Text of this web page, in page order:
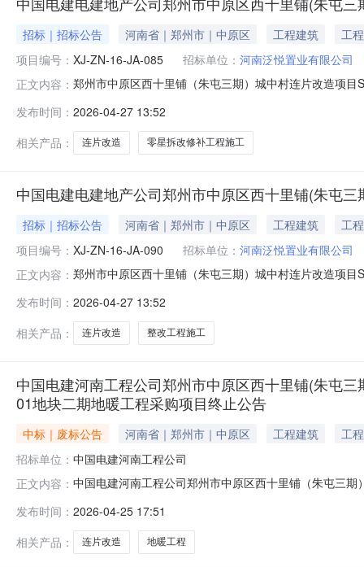
招标｜招标公告 河南省｜郑州市｜中原区 工程建筑
工程
项目编号： XJ-ZN-16-JA-085 招标单位： 河南泛悦置业有限公司
正文内容： 郑州市中原区西十里铺（朱屯三期）城中村连片改造项
购人：河南泛悦置业有限公司1.3采购项目概况：郑州市
发布时间： 2026-04-27 13:52
相关产品：
连片改造 零星拆改修补工程施工
中国电建电建地产公司郑州市中原区西十里铺(朱屯
招标｜招标公告 河南省｜郑州市｜中原区 工程建筑
工程
项目编号： XJ-ZN-16-JA-090 招标单位： 河南泛悦置业有限公司
正文内容： 郑州市中原区西十里铺（朱屯三期）城中村连片改造项
南泛悦置业有限公司1.3采购项目概况：郑州市中原区西
发布时间： 2026-04-27 13:52
相关产品：
连片改造 整改工程施工
中国电建河南工程公司郑州市中原区西十里铺(朱屯
01地块二期地暖工程采购项目终止公告
中标｜废标公告 河南省｜郑州市｜中原区 工程建筑
工程
招标单位： 中国电建河南工程公司
正文内容： 中国电建河南工程公司郑州市中原区西十里铺（朱屯三
地暖工程采购项目终止公告
发布时间： 2026-04-25 17:51
相关产品：
连片改造 地暖工程